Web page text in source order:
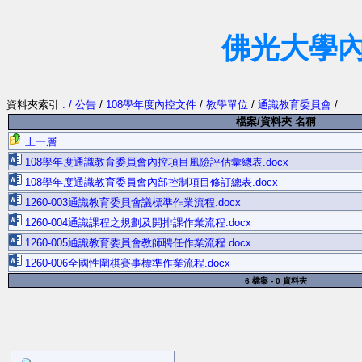
佛光大學
資料夾索引 . / 公告 / 108學年度內控文件 / 教學單位 / 通識教育委員會 /
檔案/資料夾 名稱
上一層
108學年度通識教育委員會內控項目風險評估彙總表.docx
108學年度通識教育委員會內部控制項目修訂總表.docx
1260-003通識教育委員會議標準作業流程.docx
1260-004通識課程之規劃及開排課作業流程.docx
1260-005通識教育委員會教師聘任作業流程.docx
1260-006全國性圍棋賽事標準作業流程.docx
6 檔案 - 0 資料夾